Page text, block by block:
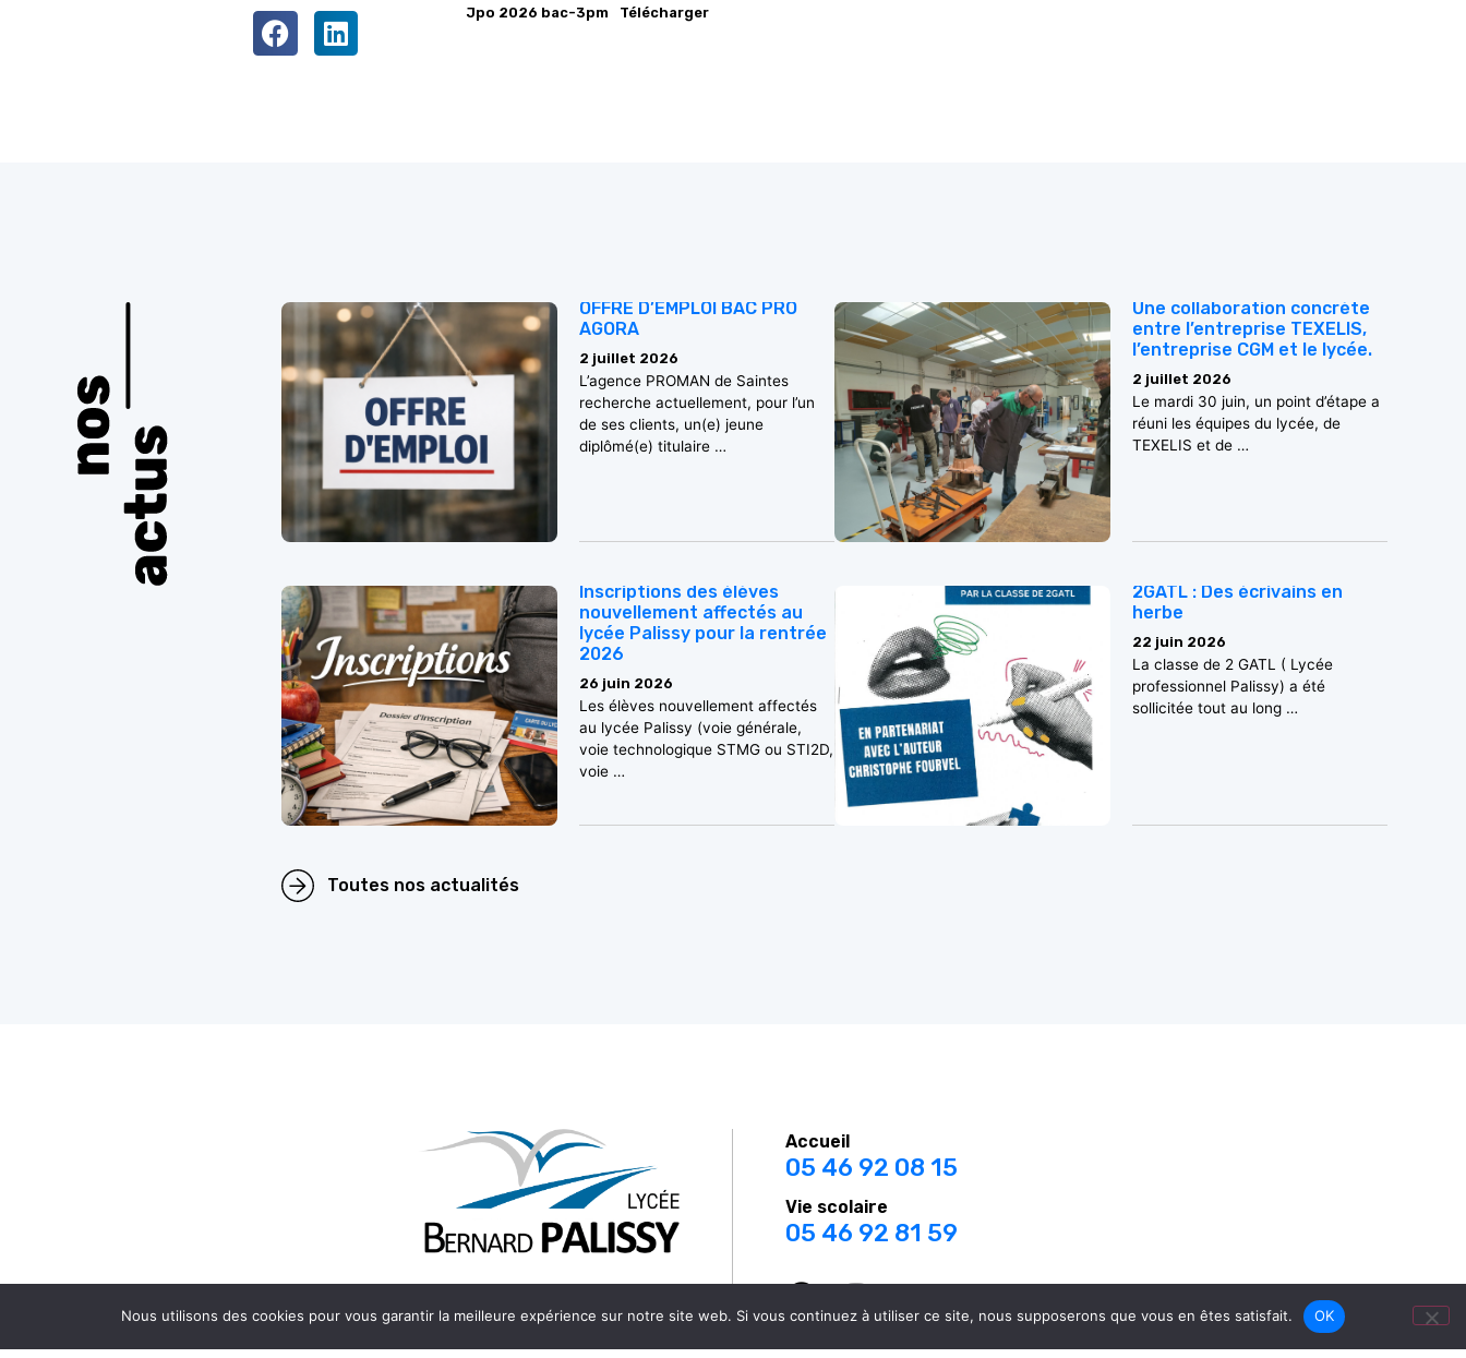
Jpo 2026 bac-3pm Télécharger
OFFRE D’EMPLOI BAC PRO
AGORA
2 juillet 2026
L’agence PROMAN de Saintes
recherche actuellement, pour l’un
de ses clients, un(e) jeune
diplômé(e) titulaire …
Une collaboration concrète
entre l’entreprise TEXELIS,
l’entreprise CGM et le lycée.
2 juillet 2026
Le mardi 30 juin, un point d’étape a
réuni les équipes du lycée, de
TEXELIS et de …
Inscriptions des élèves
nouvellement affectés au
lycée Palissy pour la rentrée
2026
26 juin 2026
Les élèves nouvellement affectés
au lycée Palissy (voie générale,
voie technologique STMG ou STI2D,
voie …
2GATL : Des écrivains en
herbe
22 juin 2026
La classe de 2 GATL ( Lycée
professionnel Palissy) a été
sollicitée tout au long …
Toutes nos actualités
Voir sur une carte
Accueil
05 46 92 08 15
Vie scolaire
05 46 92 81 59
Nous utilisons des cookies pour vous garantir la meilleure expérience sur notre site web. Si vous continuez à utiliser ce site, nous supposerons que vous en êtes satisfait. OK